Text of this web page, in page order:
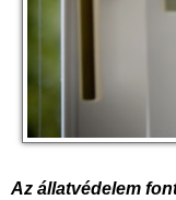
Az állatvédelem